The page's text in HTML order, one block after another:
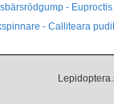
-
- Calliteara